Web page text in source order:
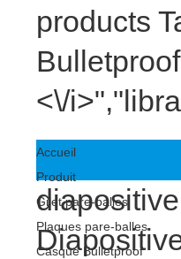
products
<\/
Accueil
Produit
Gilet pare-balles
Plaques pare-balles
Casque Bulletproof